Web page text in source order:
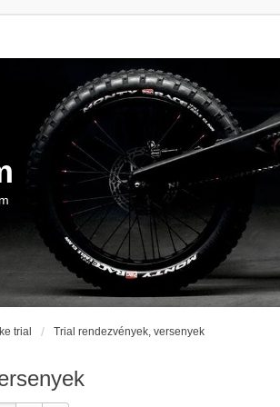
trial Trial rendezvények, versenyek